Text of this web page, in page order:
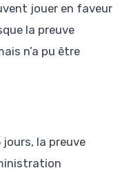
jouer en faveur
la preuve
n’a pu être
jours, la preuve